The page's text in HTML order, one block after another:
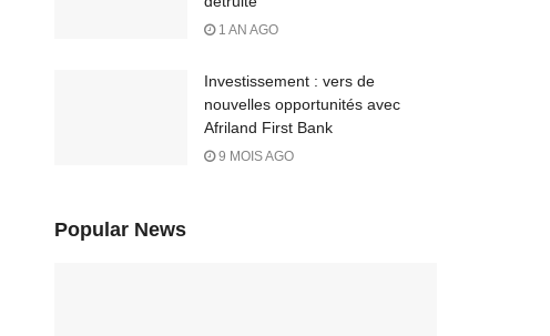
1 AN AGO
Investissement : vers de
nouvelles opportunités avec
Afriland First Bank
9 MOIS AGO
Popular News